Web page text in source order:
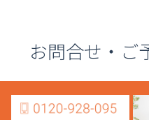
お問合せ・ご